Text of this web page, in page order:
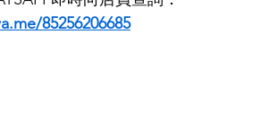
85256206685